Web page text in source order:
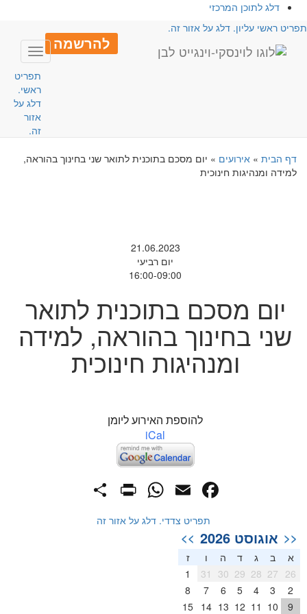
דלג לתוכן המרכזי
ראשי עליון. דלג על אזור זה.
להרשמה
Toggle
תפריט
ראשי.
דלג על
אזור
זה.
דף הבית» אירועים» יום מסכם בתוכנית לתואר שני בחינוך בהוראה,
למידה ומנהיגות חינוכית
21.06.2023
יום רביעי
16:00-09:00
יום מסכם בתוכנית לתואר
שני בחינוך בהוראה, למידה
ומנהיגות חינוכית
להוספת האירוע ליומן
iCal
Facebook
Email
WhatsApp
תפריט צדדי. דלג על אזור זה
<< אוגוסט 2026 >>
א ב ג ד ה
ז
26
27
28
29
30
31
2
3
4
5
6
7
8
9
10
11
12
13
14
15